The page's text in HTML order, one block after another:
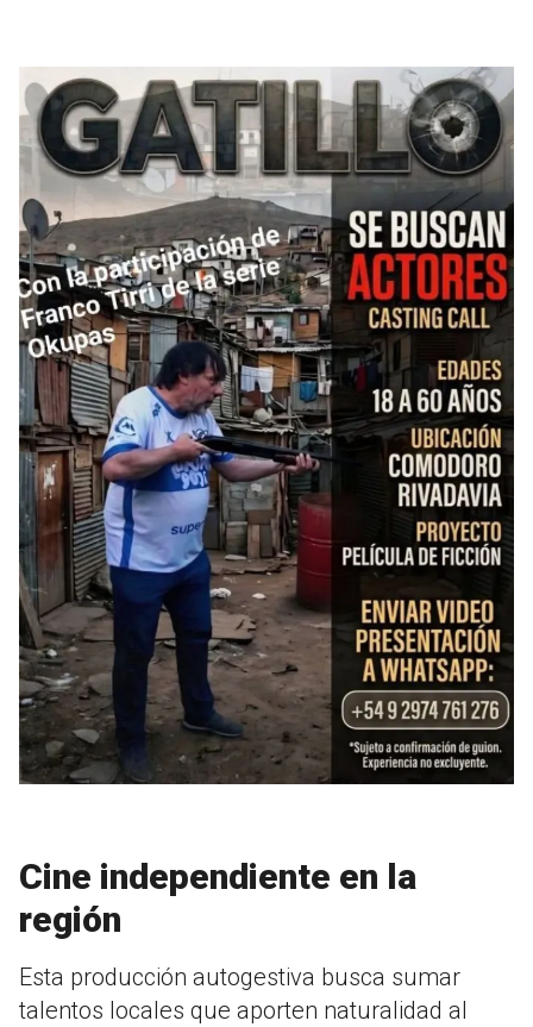
Cine independiente en la
región
Esta producción autogestiva busca sumar
talentos locales que aporten naturalidad al